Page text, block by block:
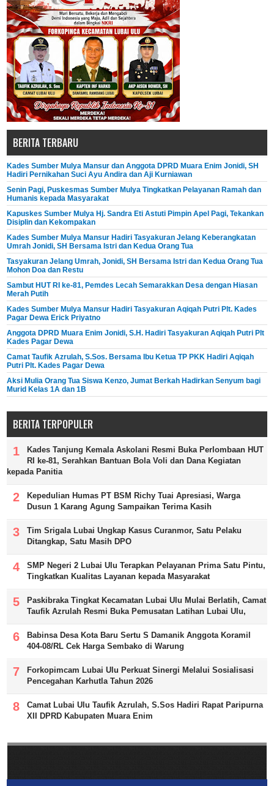
BERITA TERBARU
Kades Sumber Mulya Mansur dan Anggota DPRD Muara Enim Jonidi, SH
Hadiri Pernikahan Suci Ayu Andira dan Aji Kurniawan
Senin Pagi, Puskesmas Sumber Mulya Tingkatkan Pelayanan Ramah dan
Humanis kepada Masyarakat
Kapuskes Sumber Mulya Hj. Sandra Eti Astuti Pimpin Apel Pagi, Tekankan
Disiplin dan Kekompakan
Kades Sumber Mulya Mansur Hadiri Tasyakuran Jelang Keberangkatan
Umrah Jonidi, SH Bersama Istri dan Kedua Orang Tua
Tasyakuran Jelang Umrah, Jonidi, SH Bersama Istri dan Kedua Orang Tua
Mohon Doa dan Restu
Sambut HUT RI ke-81, Pemdes Lecah Semarakkan Desa dengan Hiasan
Merah Putih
Kades Sumber Mulya Mansur Hadiri Tasyakuran Aqiqah Putri Plt. Kades
Pagar Dewa Erick Priyatno
Anggota DPRD Muara Enim Jonidi, S.H. Hadiri Tasyakuran Aqiqah Putri Plt
Kades Pagar Dewa
Camat Taufik Azrulah, S.Sos. Bersama Ibu Ketua TP PKK Hadiri Aqiqah
Putri Plt. Kades Pagar Dewa
Aksi Mulia Orang Tua Siswa Kenzo, Jumat Berkah Hadirkan Senyum bagi
Murid Kelas 1A dan 1B
BERITA TERPOPULER
Kades Tanjung Kemala Askolani Resmi Buka Perlombaan HUT
RI ke-81, Serahkan Bantuan Bola Voli dan Dana Kegiatan
kepada Panitia
Kepedulian Humas PT BSM Richy Tuai Apresiasi, Warga
Dusun 1 Karang Agung Sampaikan Terima Kasih
Tim Srigala Lubai Ungkap Kasus Curanmor, Satu Pelaku
Ditangkap, Satu Masih DPO
SMP Negeri 2 Lubai Ulu Terapkan Pelayanan Prima Satu Pintu,
Tingkatkan Kualitas Layanan kepada Masyarakat
Paskibraka Tingkat Kecamatan Lubai Ulu Mulai Berlatih, Camat
Taufik Azrulah Resmi Buka Pemusatan Latihan Lubai Ulu,
Babinsa Desa Kota Baru Sertu S Damanik Anggota Koramil
404-08/RL Cek Harga Sembako di Warung
Forkopimcam Lubai Ulu Perkuat Sinergi Melalui Sosialisasi
Pencegahan Karhutla Tahun 2026
Camat Lubai Ulu Taufik Azrulah, S.Sos Hadiri Rapat Paripurna
XII DPRD Kabupaten Muara Enim